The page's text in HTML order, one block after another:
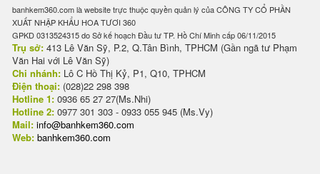
banhkem360.com là website trực thuộc quyền quản lý của CÔNG TY CỔ PHẦN
XUẤT NHẬP KHẨU HOA TƯƠI 360
GPKD 0313524315 do Sở kế hoạch Đầu tư TP. Hồ Chí Minh cấp 06/11/2015
Trụ sở: 413 Lê Văn Sỹ, P.2, Q.Tân Bình, TPHCM (Gần ngã tư Phạm
Văn Hai với Lê Văn Sỹ)
Chi nhánh: Lô C Hồ Thị Kỷ, P1, Q10, TPHCM
Điện thoại: (028)22 298 398
Hotline 1: 0936 65 27 27(Ms.Nhi)
Hotline 2: 0977 301 303 - 0933 055 945 (Ms.Vy)
Mail: info@banhkem360.com
Web: banhkem360.com